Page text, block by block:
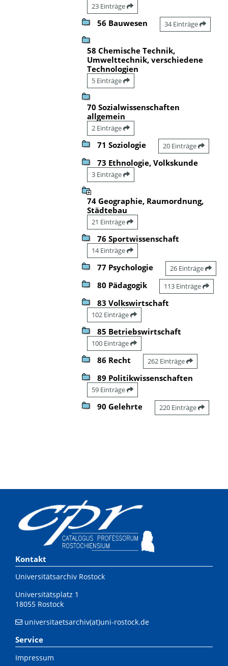
23 Einträge
56 Bauwesen 34 Einträge
58 Chemische Technik,
Umwelttechnik, verschiedene
Technologien
5 Einträge
70 Sozialwissenschaften
allgemein
2 Einträge
71 Soziologie 20 Einträge
73 Ethnologie, Volkskunde
3 Einträge
74 Geographie, Raumordnung,
Städtebau
21 Einträge
76 Sportwissenschaft
14 Einträge
77 Psychologie 26 Einträge
80 Pädagogik 113 Einträge
83 Volkswirtschaft
102 Einträge
85 Betriebswirtschaft
100 Einträge
86 Recht 262 Einträge
89 Politikwissenschaften
59 Einträge
90 Gelehrte 220 Einträge
Kontakt
Universitätsarchiv Rostock
Universitätsplatz 1
18055 Rostock
universitaetsarchiv(at)uni-rostock.de
Service
Impressum